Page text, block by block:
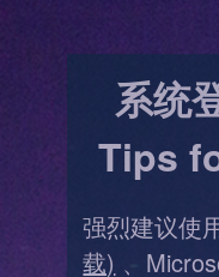
系统
Tips
强烈建议使
载) 、